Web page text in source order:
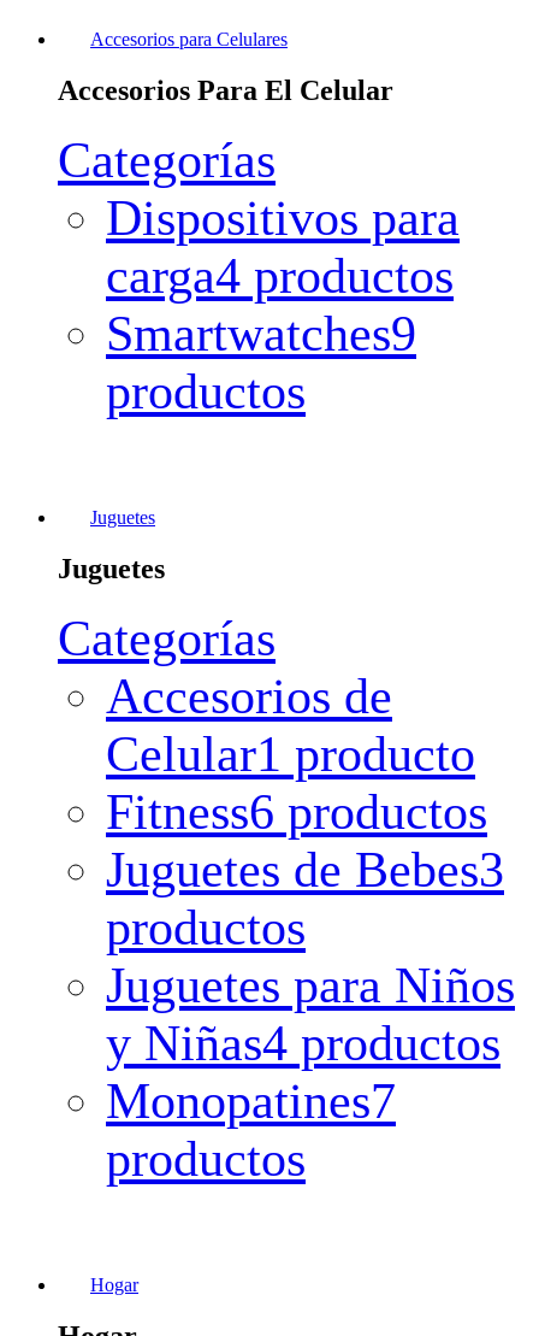
Accesorios para Celulares
Accesorios Para El Celular
Categorías
Dispositivos para
carga4 productos
Smartwatches9
productos
Juguetes
Juguetes
Categorías
Accesorios de
Celular1 producto
Fitness6 productos
Juguetes de Bebes3
productos
Juguetes para Niños
y Niñas4 productos
Monopatines7
productos
Hogar